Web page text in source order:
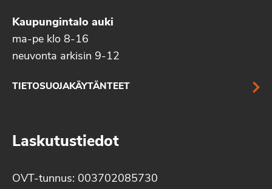
Kaupungintalo auki
ma-pe klo 8-16
neuvonta arkisin 9-12
TIETOSUOJAKÄYTÄNTEET
Laskutustiedot
OVT-tunnus: 003702085730